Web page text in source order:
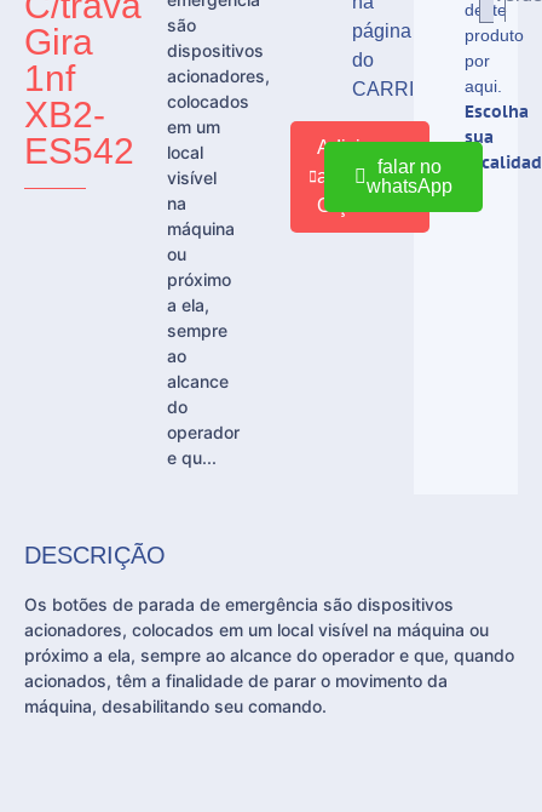
Gira
1nf
XB2-
ES542
são
dispositivos
acionadores,
colocados
em um
local
visível
na
máquina
ou
próximo
a ela,
sempre
ao
alcance
do
operador
e qu...
Adicionar
ao
Orçamento
falar no
whatsApp
página
do
CARRINHO
deste
produto
por
aqui.
Escolha
sua
DESCRIÇÃO
Os botões de parada de emergência são dispositivos
acionadores, colocados em um local visível na máquina ou
próximo a ela, sempre ao alcance do operador e que, quando
acionados, têm a finalidade de parar o movimento da
máquina, desabilitando seu comando.